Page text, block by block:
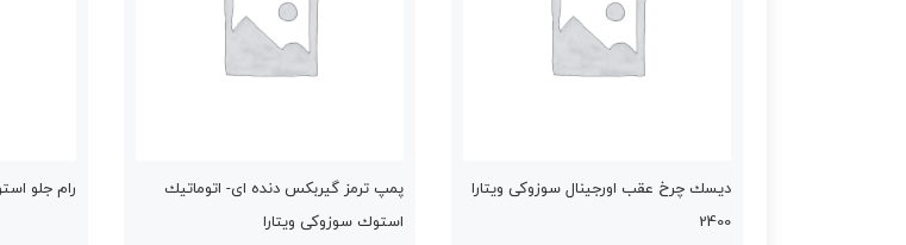
دیسك چرخ عقب اورجینال سوزوکی ویتارا
2400
پمپ ترمز گیربكس دنده ای- اتوماتیك
استوك سوزوکی ویتارا
رام جلو استوك سوزوکی ویتارا 2400